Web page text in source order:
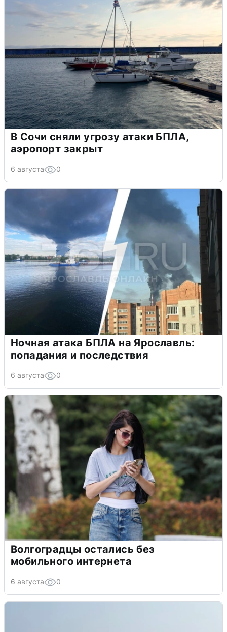
В Сочи сняли угрозу атаки БПЛА,
аэропорт закрыт
6 августа 0
Ночная атака БПЛА на Ярославль:
попадания и последствия
6 августа 0
Волгоградцы остались без
мобильного интернета
6 августа 0